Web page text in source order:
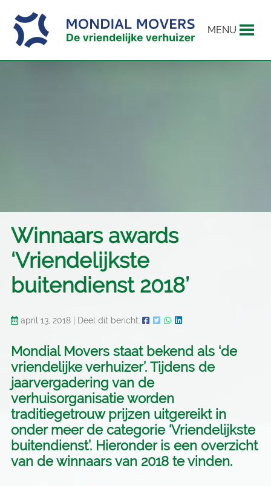
MENU
Winnaars awards
‘Vriendelijkste
buitendienst 2018’
april 13, 2018 Deel dit bericht:
Mondial Movers staat bekend als ‘de
vriendelijke verhuizer’. Tijdens de
jaarvergadering van de
verhuisorganisatie worden
traditiegetrouw prijzen uitgereikt in
onder meer de categorie ‘Vriendelijkste
buitendienst’. Hieronder is een overzicht
van de winnaars van 2018 te vinden.